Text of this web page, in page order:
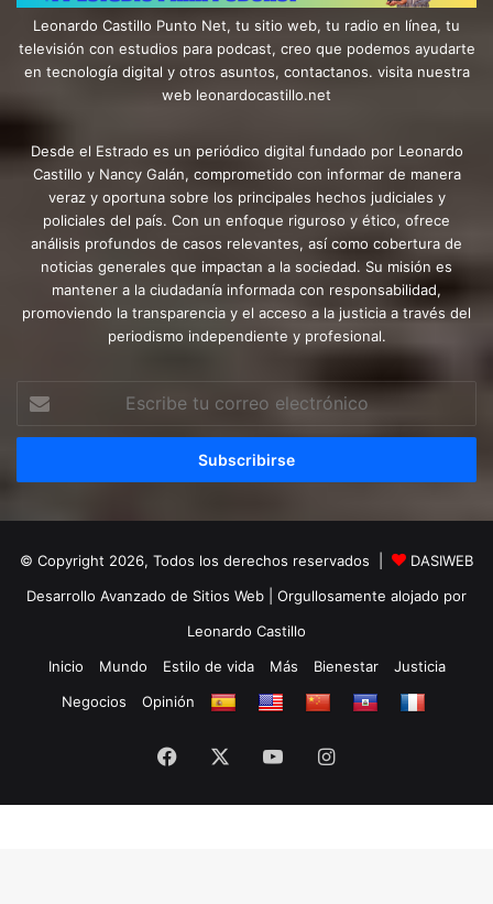
Leonardo Castillo Punto Net, tu sitio web, tu radio en línea, tu
televisión con estudios para podcast, creo que podemos ayudarte
en tecnología digital y otros asuntos, contactanos. visita nuestra
web leonardocastillo.net
Desde el Estrado es un periódico digital fundado por Leonardo
Castillo y Nancy Galán, comprometido con informar de manera
veraz y oportuna sobre los principales hechos judiciales y
policiales del país. Con un enfoque riguroso y ético, ofrece
análisis profundos de casos relevantes, así como cobertura de
noticias generales que impactan a la sociedad. Su misión es
mantener a la ciudadanía informada con responsabilidad,
promoviendo la transparencia y el acceso a la justicia a través del
periodismo independiente y profesional.
correo
© Copyright 2026, Todos los derechos reservados |
DASIWEB
Desarrollo Avanzado de Sitios Web | Orgullosamente alojado por
Leonardo Castillo
Inicio
Mundo Estilo de vida Más Bienestar
Justicia
Negocios
Opinión
Facebook YouTubeInstagram